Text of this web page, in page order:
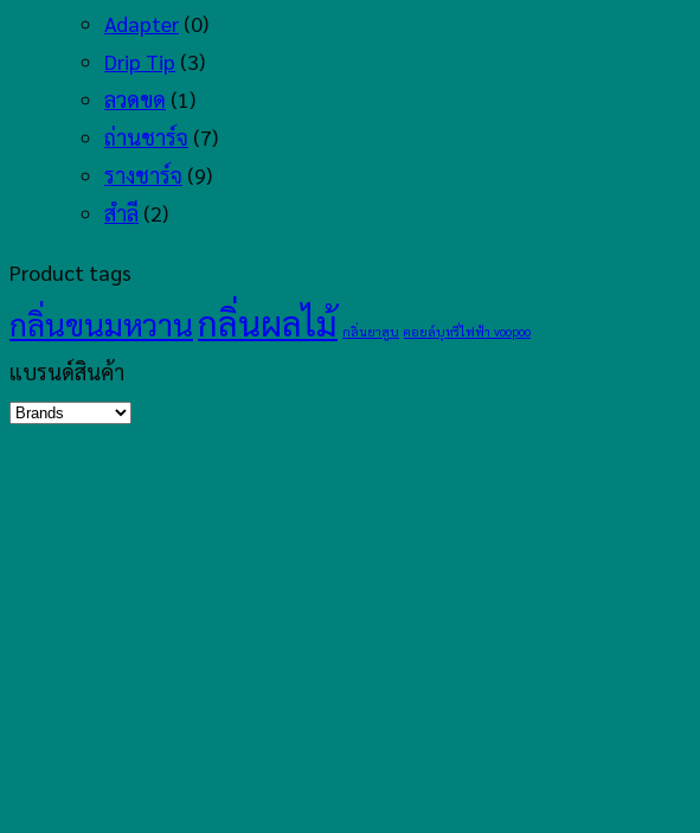
Adapter (0)
Drip Tip (3)
ลวดขด (1)
ถ่านชาร์จ (7)
รางชาร์จ (9)
สำลี (2)
Product tags
กลิ่นขนมหวานกลิ่นผลไม้ กลิ่นยาสูบ คอยล์บุหรี่ไฟฟ้า voopoo
แบรนด์สินค้า